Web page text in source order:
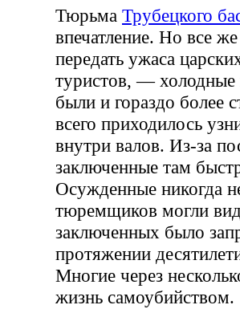
Тюрьма Трубецкого
впечатление. Но все
передать ужаса
туристов, — холодные
были и гораздо более
всего приходилось
внутри валов. Из-за
заключенные там
Осужденные никогда
тюремщиков могли
заключенных было
протяжении
Многие через
жизнь самоубийством.